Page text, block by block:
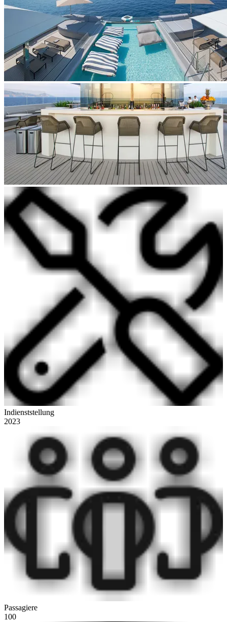
Indienststellung
2023
Passagiere
100